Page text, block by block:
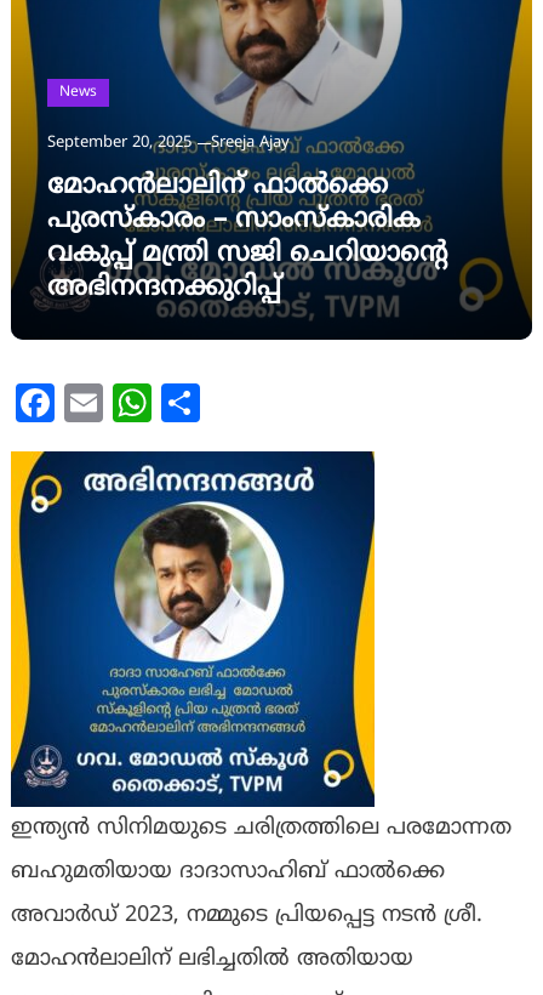
News
September 20, 2025 Sreeja Ajay
മോഹന്‍ലാലിന് ഫാല്‍ക്കെ
പുരസ്‌കാരം – സാംസ്‌കാരിക
വകുപ്പ് മന്ത്രി സജി ചെറിയാന്റെ
അഭിനന്ദനക്കുറിപ്പ്
Facebook
Email WhatsApp
ഇന്ത്യൻ സിനിമയുടെ ചരിത്രത്തിലെ പരമോന്നത
ബഹുമതിയായ ദാദാസാഹിബ് ഫാൽക്കെ
അവാർഡ് 2023, നമ്മുടെ പ്രിയപ്പെട്ട നടൻ ശ്രീ.
മോഹൻലാലിന് ലഭിച്ചതിൽ അതിയായ